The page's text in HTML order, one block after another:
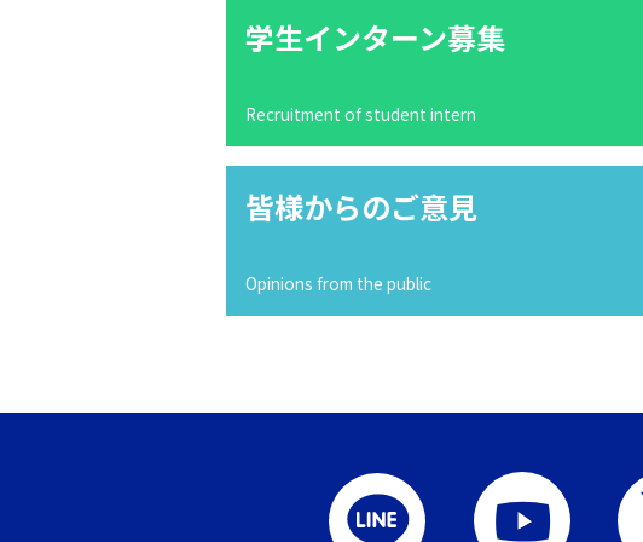
学生インターン募集
Recruitment of student intern
皆様からのご意見
Opinions from the public